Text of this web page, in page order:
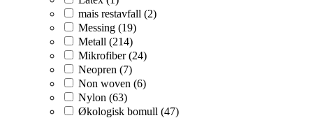
mais restavfall (2)
Messing (19)
Metall (214)
Mikrofiber (24)
Neopren (7)
Non woven (6)
Nylon (63)
Økologisk bomull (47)